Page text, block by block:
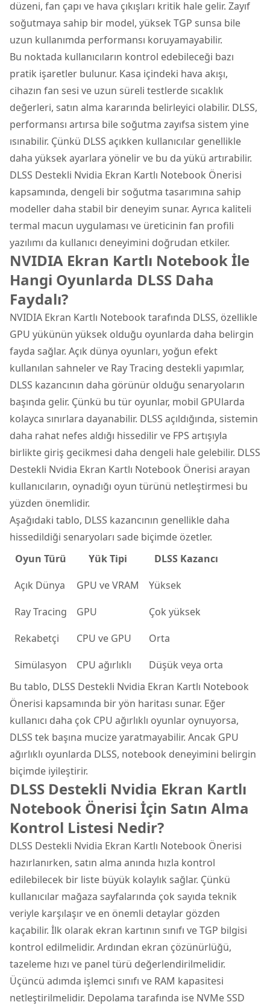
düzeni, fan çapı ve hava çıkışları kritik hale gelir. Zayıf
soğutmaya sahip bir model, yüksek TGP sunsa bile
uzun kullanımda performansı koruyamayabilir.
Bu noktada kullanıcıların kontrol edebileceği bazı
pratik işaretler bulunur. Kasa içindeki hava akışı,
cihazın fan sesi ve uzun süreli testlerde sıcaklık
değerleri, satın alma kararında belirleyici olabilir. DLSS,
performansı artırsa bile soğutma zayıfsa sistem yine
ısınabilir. Çünkü DLSS açıkken kullanıcılar genellikle
daha yüksek ayarlara yönelir ve bu da yükü artırabilir.
DLSS Destekli Nvidia Ekran Kartlı Notebook Önerisi
kapsamında, dengeli bir soğutma tasarımına sahip
modeller daha stabil bir deneyim sunar. Ayrıca kaliteli
termal macun uygulaması ve üreticinin fan profili
yazılımı da kullanıcı deneyimini doğrudan etkiler.
NVIDIA Ekran Kartlı Notebook İle
Hangi Oyunlarda DLSS Daha
Faydalı?
NVIDIA Ekran Kartlı Notebook tarafında DLSS, özellikle
GPU yükünün yüksek olduğu oyunlarda daha belirgin
fayda sağlar. Açık dünya oyunları, yoğun efekt
kullanılan sahneler ve Ray Tracing destekli yapımlar,
DLSS kazancının daha görünür olduğu senaryoların
başında gelir. Çünkü bu tür oyunlar, mobil GPUlarda
kolayca sınırlara dayanabilir. DLSS açıldığında, sistemin
daha rahat nefes aldığı hissedilir ve FPS artışıyla
birlikte giriş gecikmesi daha dengeli hale gelebilir. DLSS
Destekli Nvidia Ekran Kartlı Notebook Önerisi arayan
kullanıcıların, oynadığı oyun türünü netleştirmesi bu
yüzden önemlidir.
Aşağıdaki tablo, DLSS kazancının genellikle daha
hissedildiği senaryoları sade biçimde özetler.
Oyun Türü
Yük Tipi
DLSS Kazancı
Açık Dünya
GPU ve VRAM
Yüksek
Ray Tracing
GPU
Çok yüksek
Rekabetçi
CPU ve GPU
Orta
Simülasyon
CPU ağırlıklı
Düşük veya orta
Bu tablo, DLSS Destekli Nvidia Ekran Kartlı Notebook
Önerisi kapsamında bir yön haritası sunar. Eğer
kullanıcı daha çok CPU ağırlıklı oyunlar oynuyorsa,
DLSS tek başına mucize yaratmayabilir. Ancak GPU
ağırlıklı oyunlarda DLSS, notebook deneyimini belirgin
biçimde iyileştirir.
DLSS Destekli Nvidia Ekran Kartlı
Notebook Önerisi İçin Satın Alma
Kontrol Listesi Nedir?
DLSS Destekli Nvidia Ekran Kartlı Notebook Önerisi
hazırlanırken, satın alma anında hızla kontrol
edilebilecek bir liste büyük kolaylık sağlar. Çünkü
kullanıcılar mağaza sayfalarında çok sayıda teknik
veriyle karşılaşır ve en önemli detaylar gözden
kaçabilir. İlk olarak ekran kartının sınıfı ve TGP bilgisi
kontrol edilmelidir. Ardından ekran çözünürlüğü,
tazeleme hızı ve panel türü değerlendirilmelidir.
Üçüncü adımda işlemci sınıfı ve RAM kapasitesi
netleştirilmelidir. Depolama tarafında ise NVMe SSD